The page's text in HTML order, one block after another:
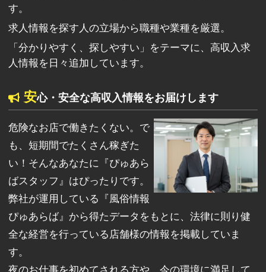
す。
求人情報を探す人の立場から職種や業種を厳選。
「分かりやすく、探しやすい」をテーマに、高収入求
人情報を日々追加しています。
安心・安全な高収入情報をお届けします
危険なお店で働きたくない。で
も、短期間でたくさん稼ぎた
い！そんなあなたに『ぴゅあら
ばスタッフ』はぴったりです。
弊社が運用している『風俗情報
ぴゅあらば』から得たデータをもとに、法律に則り健
全な経営を行っている店舗様の情報を掲載していま
す。